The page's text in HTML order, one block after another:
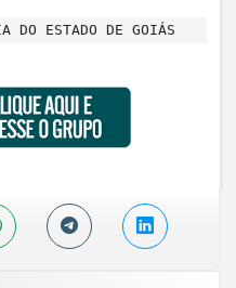
DO ESTADO DE GOIÁS